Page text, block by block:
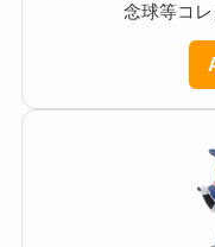
念球等コ